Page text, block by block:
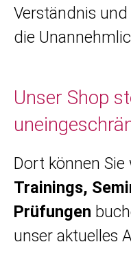
Verständnis
die
Unser Shop
Dort können
Trainings,
Prüfungen
unser aktuelles